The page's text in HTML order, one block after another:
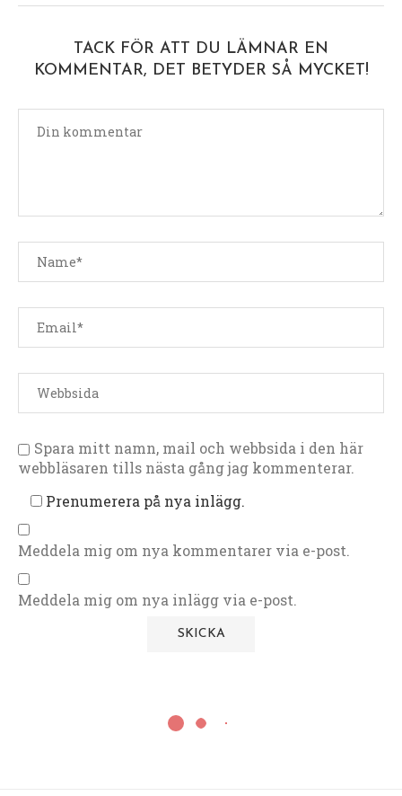
TACK FÖR ATT DU LÄMNAR EN
KOMMENTAR, DET BETYDER SÅ MYCKET!
Spara mitt namn, mail och webbsida i den här
webbläsaren tills nästa gång jag kommenterar.
Prenumerera på nya inlägg.
Meddela mig om nya kommentarer via e-post.
Meddela mig om nya inlägg via e-post.